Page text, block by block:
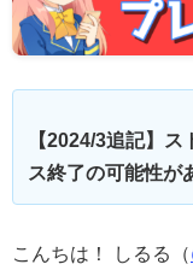
【2024/3追記】
ス終了の可能性が
こんちは！ しるる（